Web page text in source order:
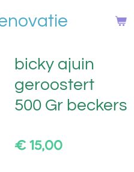
bicky ajuin
geroostert
500 Gr beckers
€ 15,00